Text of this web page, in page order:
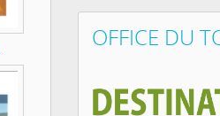
OFFICE DU